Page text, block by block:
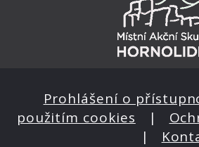
Prohlášení o
použitím cookies |
|